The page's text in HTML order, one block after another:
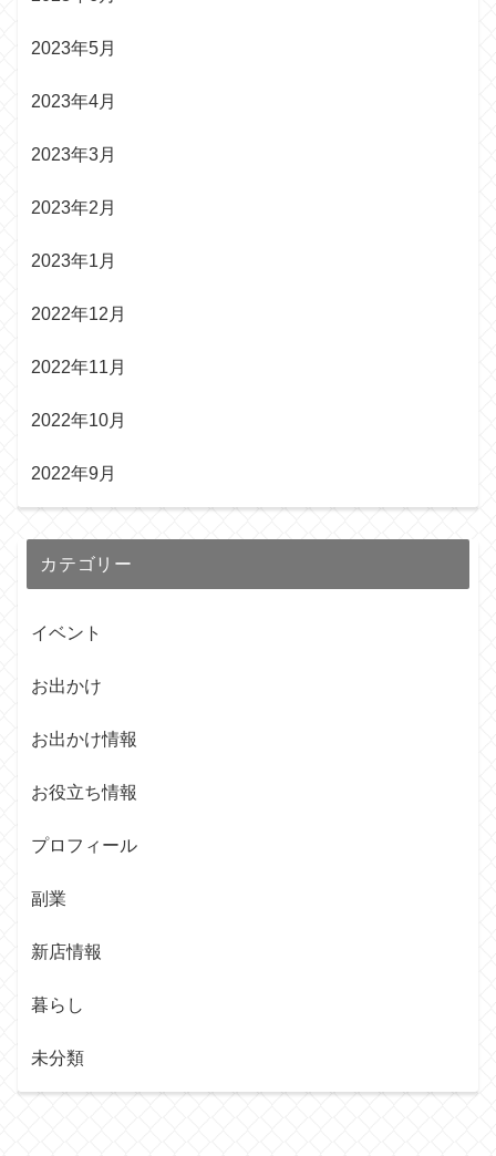
2023年5月
2023年4月
2023年3月
2023年2月
2023年1月
2022年12月
2022年11月
2022年10月
2022年9月
カテゴリー
イベント
お出かけ
お出かけ情報
お役立ち情報
プロフィール
副業
新店情報
暮らし
未分類